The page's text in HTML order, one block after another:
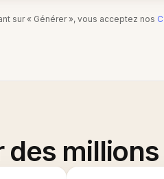
sur « Générer », vous acceptez nos
des